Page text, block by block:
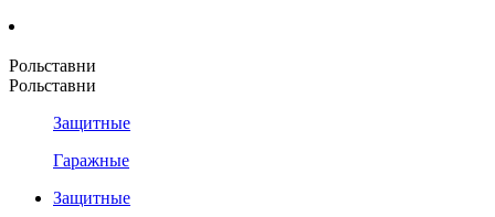
Рольставни
Рольставни
Защитные
Гаражные
Защитные